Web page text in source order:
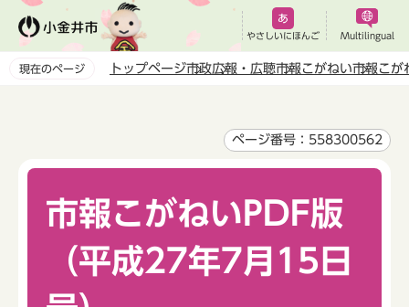
ペ
やさしいにほんご Multilingual
現在のページ トップページ市政広報・広聴市報こがねい市報こが
ページ番号：558300562
市報こがねいPDF版
（平成27年7月15日